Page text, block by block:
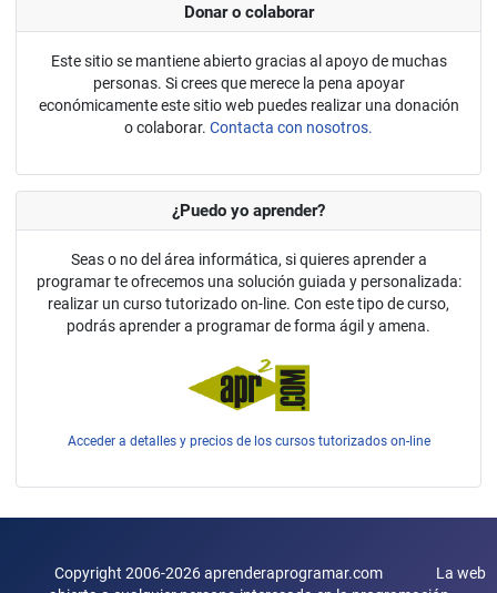
Donar o colaborar
Este sitio se mantiene abierto gracias al apoyo de muchas
personas. Si crees que merece la pena apoyar
económicamente este sitio web puedes realizar una donación
o colaborar. Contacta con nosotros.
¿Puedo yo aprender?
Seas o no del área informática, si quieres aprender a
programar te ofrecemos una solución guiada y personalizada:
realizar un curso tutorizado on-line. Con este tipo de curso,
podrás aprender a programar de forma ágil y amena.
Acceder a detalles y precios de los cursos tutorizados on-line
Copyright 2006-2026 aprenderaprogramar.com La web